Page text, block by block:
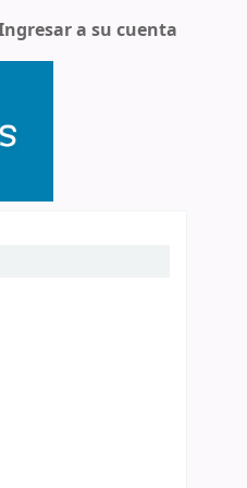
a su cuenta